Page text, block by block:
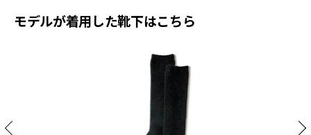
モデルが着用した靴下はこちら